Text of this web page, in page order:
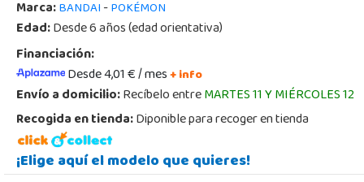
Marca:BANDAI-POKÉMON
Edad:Desde 6 años (edad orientativa)
Financiación:
Desde 4,01 € / mes+ info
Envío a domicilio:Recíbelo entreMARTES 11 Y MIÉRCOLES 12
Recogida en tienda:Diponible para recoger en tienda
¡Elige aquí el modelo que quieres!